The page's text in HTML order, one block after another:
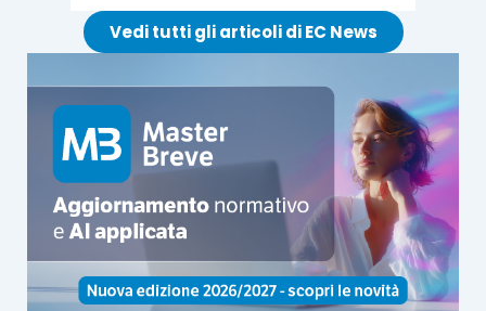
Vedi tutti gli articoli di EC News